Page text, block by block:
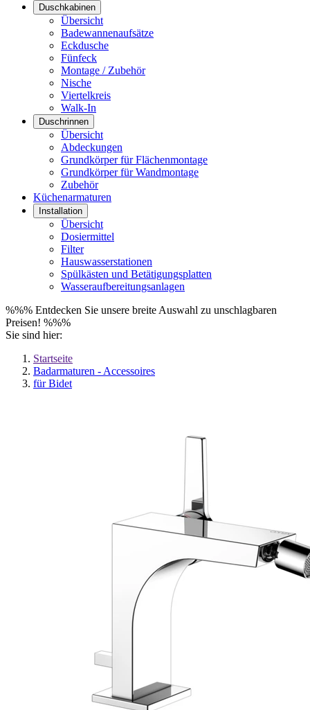
Duschkabinen
Übersicht
Badewannenaufsätze
Eckdusche
Fünfeck
Montage / Zubehör
Nische
Viertelkreis
Walk-In
Duschrinnen
Übersicht
Abdeckungen
Grundkörper für Flächenmontage
Grundkörper für Wandmontage
Zubehör
Küchenarmaturen
Installation
Übersicht
Dosiermittel
Filter
Hauswasserstationen
Spülkästen und Betätigungsplatten
Wasseraufbereitungsanlagen
%%% Entdecken Sie unsere breite Auswahl zu unschlagbaren
Preisen! %%%
Sie sind hier:
Startseite
Badarmaturen - Accessoires
für Bidet